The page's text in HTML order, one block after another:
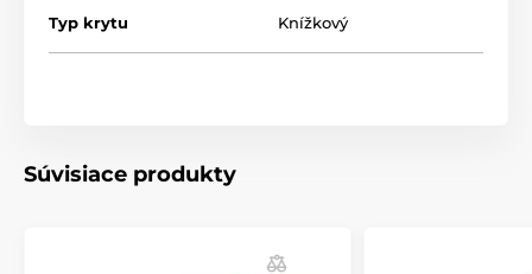
magnet zabezpečuje jednoduché zatváranie a
otváranie puzdra a zabraňuje náhodnému otvoreniu.
Typ krytu Knížkový
Súvisiace produkty